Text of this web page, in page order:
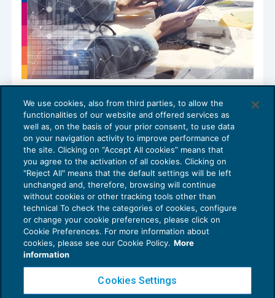
Riorganizzazione del gruppo senza limiti
al riporto delle perdite
OPERAZIONI STRAORDINARIE19/10/2023
diAlberto Nordio eClaudia Bollini
Privacy Policy
Cookie Policy
We use cookies, also from third parties, to allow the
functionalities of our website and offered services as
well as, on the basis of your prior consent, to use data
on your navigation activity to improve performance of
the site. Clicking on “Accept All cookies” means that
you agree to the activation of all cookies. Clicking on
"Reject All" means that the default settings will be left
unchanged and, therefore, browsing will continue
without cookies or other tracking tools other than
technical To check the categories of cookies, configure
or change your cookie preferences, please click on
Cookie Preferences. For more information about
cookies, please see our Cookie Policy. More
information
Cookies Settings